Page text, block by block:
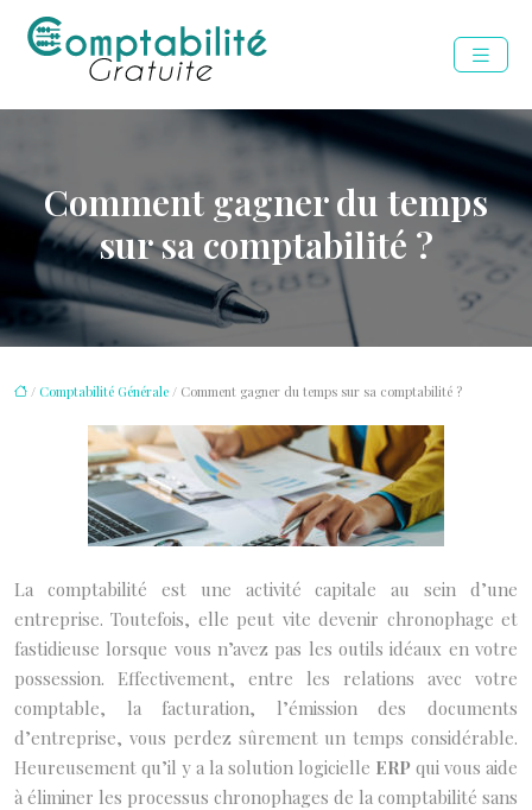
Comment gagner du temps
sur sa comptabilité ?
/ Comptabilité Générale / Comment gagner du temps sur sa comptabilité ?
La comptabilité est une activité capitale au sein d’une
entreprise. Toutefois, elle peut vite devenir chronophage et
fastidieuse lorsque vous n’avez pas les outils idéaux en votre
possession. Effectivement, entre les relations avec votre
comptable, la facturation, l’émission des documents
d’entreprise, vous perdez sûrement un temps considérable.
Heureusement qu’il y a la solution logicielle ERP qui vous aide
à éliminer les processus chronophages de la comptabilité sans